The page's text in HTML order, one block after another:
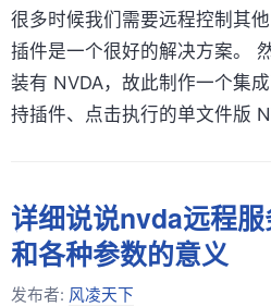
很多时候我们需要远程控制其
插件是一个很好的解决方案。
装有 NVDA，故此制作一个集
持插件、点击执行的单文件版
详细说说nvda远程
和各种参数的意义
发布者: 风凌天下